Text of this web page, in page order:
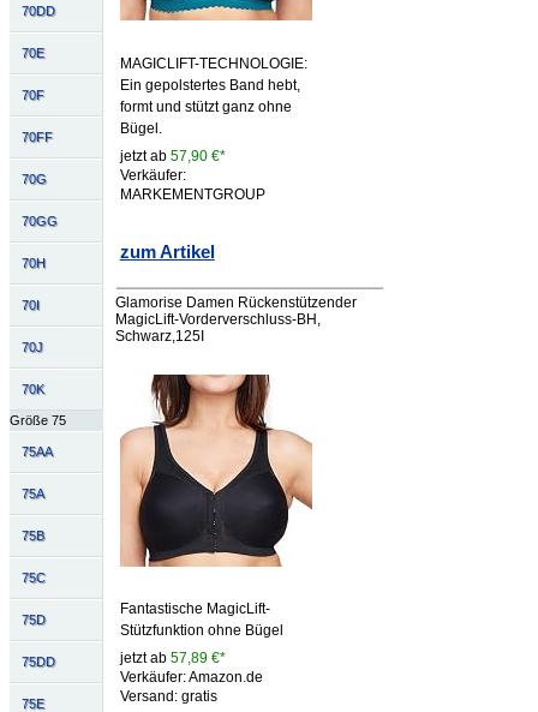
70DD
70E
70F
70FF
70G
70GG
70H
70I
70J
70K
Größe 75
75AA
75A
75B
75C
75D
75DD
75E
MAGICLIFT-TECHNOLOGIE:
Ein gepolstertes Band hebt,
formt und stützt ganz ohne
Bügel.
jetzt ab 57,90 €*
Verkäufer:
MARKEMENTGROUP
zum Artikel
Glamorise Damen Rückenstützender
MagicLift-Vorderverschluss-BH,
Schwarz,125I
Fantastische MagicLift-
Stützfunktion ohne Bügel
jetzt ab 57,89 €*
Verkäufer: Amazon.de
Versand: gratis